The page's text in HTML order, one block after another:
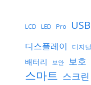
LCD LED Pro USB
디스플레이 디지털
배터리 보안 보호
스마트 스크린